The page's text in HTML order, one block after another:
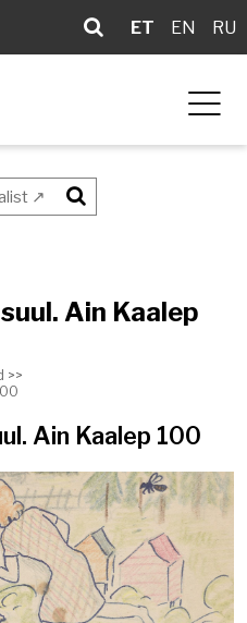
ET EN RU
Otsi
Ain Kaalep
>>
Ain Kaalep 100